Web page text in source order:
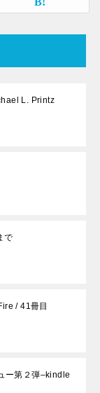
L. Printz
で
/ 41冊目
ー第２弾–kindle